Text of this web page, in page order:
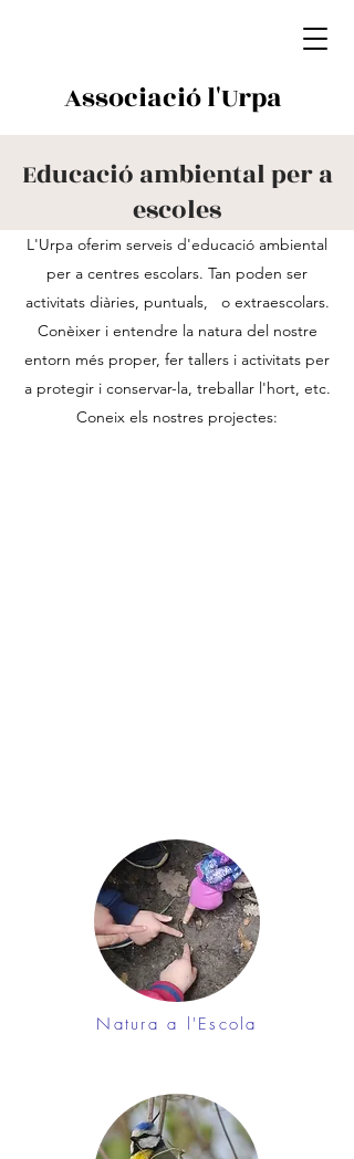
Associació l'Urpa
Educació ambiental per a
escoles
L'Urpa oferim serveis d'educació ambiental
per a centres escolars. Tan poden ser
activitats diàries, puntuals, o extraescolars.
Conèixer i entendre la natura del nostre
entorn més proper, fer tallers i activitats per
a protegir i conservar-la, treballar l'hort, etc.
Coneix els nostres projectes:
Natura a l'Escola